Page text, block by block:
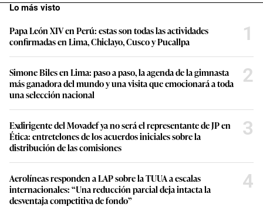
Lo más visto
Papa León XIV en Perú: estas son todas las actividades
confirmadas en Lima, Chiclayo, Cusco y Pucallpa
1
Simone Biles en Lima: paso a paso, la agenda de la gimnasta
más ganadora del mundo y una visita que emocionará a toda
una selección nacional
2
Exdirigente del Movadef ya no será el representante de JP en
Ética: entretelones de los acuerdos iniciales sobre la
distribución de las comisiones
3
Aerolíneas responden a LAP sobre la TUUA a escalas
internacionales: “Una reducción parcial deja intacta la
desventaja competitiva de fondo”
4